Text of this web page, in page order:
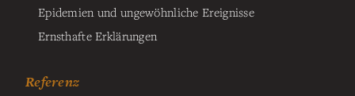
Epidemien und ungewöhnliche Ereignisse
Ernsthafte Erklärungen
Referenz